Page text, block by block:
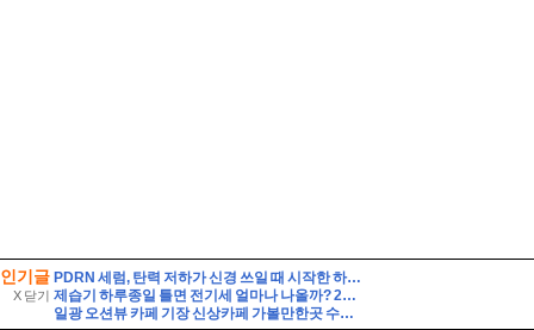
인기글
X 닫기
PDRN 세럼, 탄력 저하가 신경 쓰일 때 시작한 하스벨 세럼·크림 루틴
제습기 하루종일 틀면 전기세 얼마나 나올까? 24시간 사용 전기요금 계산법 7가지
일광 오션뷰 카페 기장 신상카페 가볼만한곳 수목당 베이커리